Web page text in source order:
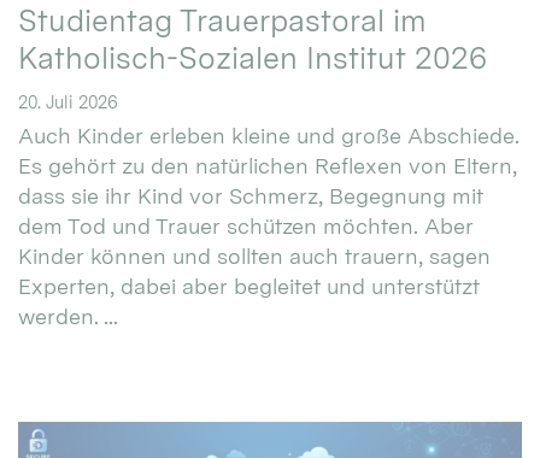
Studientag Trauerpastoral im
Katholisch-Sozialen Institut 2026
20. Juli 2026
Auch Kinder erleben kleine und große Abschiede.
Es gehört zu den natürlichen Reflexen von Eltern,
dass sie ihr Kind vor Schmerz, Begegnung mit
dem Tod und Trauer schützen möchten. Aber
Kinder können und sollten auch trauern, sagen
Experten, dabei aber begleitet und unterstützt
werden. ...